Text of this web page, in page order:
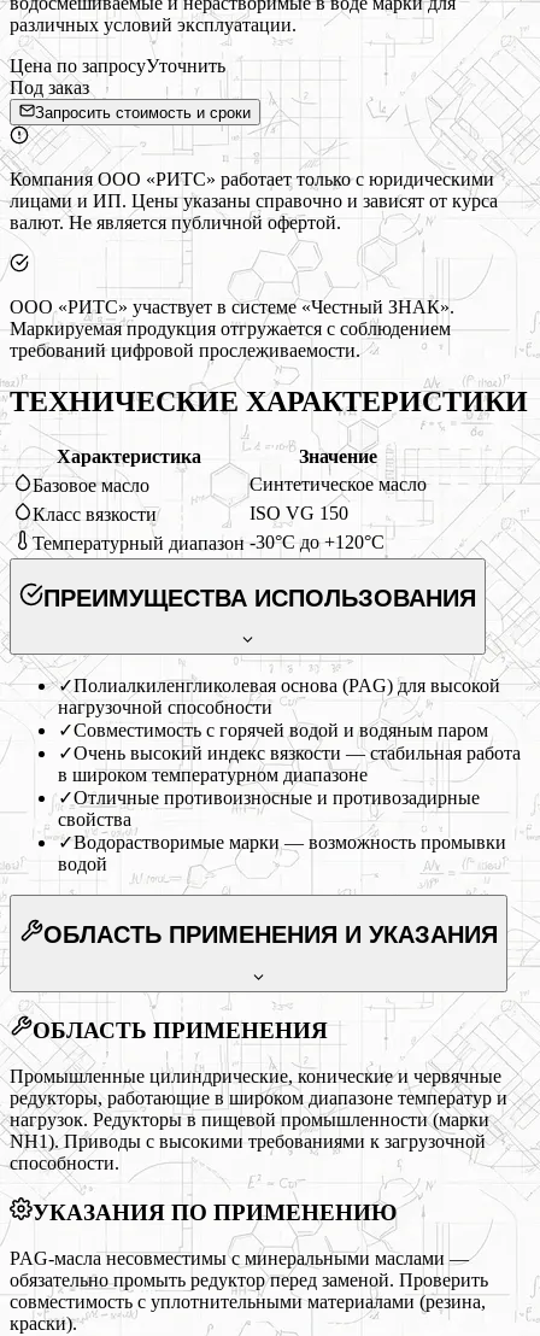
различных условий эксплуатации.
Цена по запросуУточнить
Под заказ
Запросить стоимость и сроки
Компания ООО «РИТС» работает только с юридическими
лицами и ИП. Цены указаны справочно и зависят от курса
валют. Не является публичной офертой.
ООО «РИТС» участвует в системе «Честный ЗНАК».
Маркируемая продукция отгружается с соблюдением
требований цифровой прослеживаемости.
ТЕХНИЧЕСКИЕ ХАРАКТЕРИСТИКИ
Характеристика
Значение
Базовое масло
Синтетическое масло
Класс вязкости
ISO VG 150
Температурный диапазон -30°C до +120°C
ПРЕИМУЩЕСТВА ИСПОЛЬЗОВАНИЯ
✓Полиалкиленгликолевая основа (PAG) для высокой
нагрузочной способности
✓Совместимость с горячей водой и водяным паром
✓Очень высокий индекс вязкости — стабильная работа
в широком температурном диапазоне
✓Отличные противоизносные и противозадирные
свойства
✓Водорастворимые марки — возможность промывки
водой
ОБЛАСТЬ ПРИМЕНЕНИЯ И УКАЗАНИЯ
ОБЛАСТЬ ПРИМЕНЕНИЯ
Промышленные цилиндрические, конические и червячные
редукторы, работающие в широком диапазоне температур и
нагрузок. Редукторы в пищевой промышленности (марки
NH1). Приводы с высокими требованиями к загрузочной
способности.
УКАЗАНИЯ ПО ПРИМЕНЕНИЮ
PAG-масла несовместимы с минеральными маслами —
обязательно промыть редуктор перед заменой. Проверить
совместимость с уплотнительными материалами (резина,
краски).